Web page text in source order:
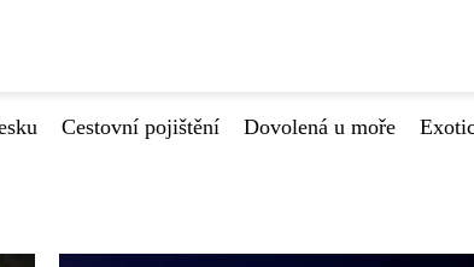
Cestovní pojištění Dovolená u moře